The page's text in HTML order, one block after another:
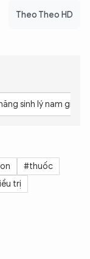
Theo Theo HD
sinh lý nam giới?
#thuốc
trị